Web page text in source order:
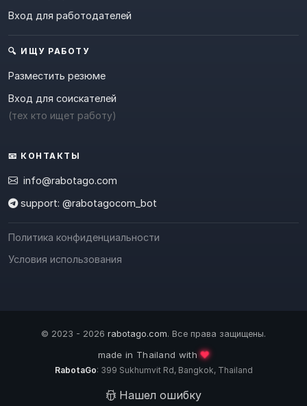
Вход для работодателей
🔍 ИЩУ РАБОТУ
Разместить резюме
Вход для соискателей
(тех кто ищет работу)
📧 КОНТАКТЫ
info@rabotago.com
support: @rabotagocom_bot
Политика конфиденциальности
Условия использования
© 2023 - 2026 rabotago.com. Все права защищены.
made in Thailand with❤️
RabotaGo: 399 Sukhumvit Rd, Bangkok, Thailand
Нашел ошибку